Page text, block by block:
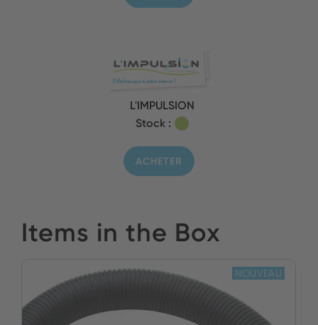
L'IMPULSION
Stock :
ACHETER
Items in the Box
NOUVEAU